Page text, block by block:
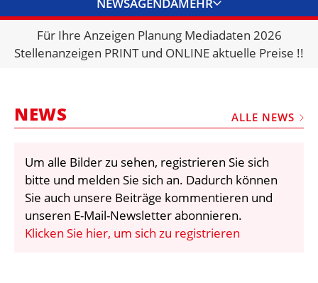
BRANCHENLINKS
VERMIETER
VIDEOS
BIBLIOTHEK
KRAN & BÜHNE
Für Ihre Anzeigen Planung Mediadaten 2026
Stellenanzeigen PRINT und ONLINE aktuelle Preise !!
NEWS ALLE NEWS
Um alle Bilder zu sehen, registrieren Sie sich
bitte und melden Sie sich an. Dadurch können
Sie auch unsere Beiträge kommentieren und
unseren E-Mail-Newsletter abonnieren.
Klicken Sie hier, um sich zu registrieren